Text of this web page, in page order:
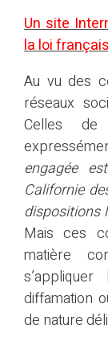
Un site
la loi
Au vu des
réseaux
Celles de
engagée
Californie
dispositions
Mais ces
matière
diffamation
de nature